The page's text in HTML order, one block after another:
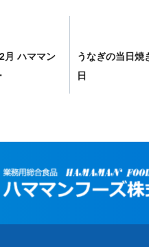
月 ハママン
うなぎの当日
日